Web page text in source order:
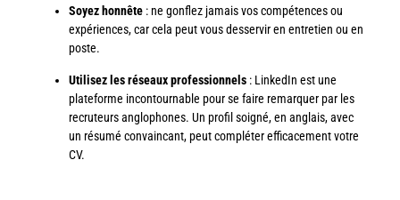
Soyez honnête: ne gonflez jamais vos compétences ou
expériences, car cela peut vous desservir en entretien ou en
poste.
Utilisez les réseaux professionnels: LinkedIn est une
plateforme incontournable pour se faire remarquer par les
recruteurs anglophones. Un profil soigné, en anglais, avec
un résumé convaincant, peut compléter efficacement votre
CV.